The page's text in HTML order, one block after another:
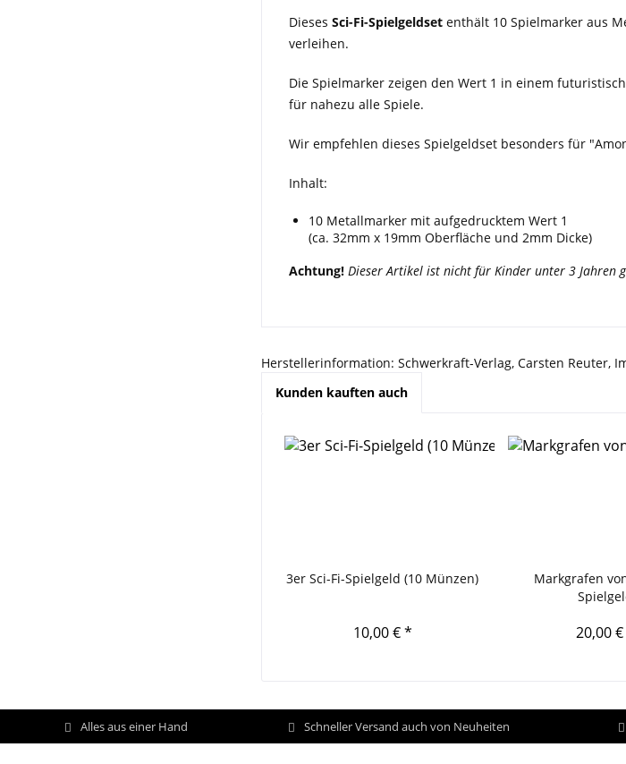
Dieses Sci-Fi-Spielgeldset enthält 10 Spielmarker aus
verleihen.
Die Spielmarker zeigen den Wert 1 in einem
für nahezu alle Spiele.
Wir empfehlen dieses Spielgeldset besonders für
Inhalt:
10 Metallmarker mit aufgedrucktem Wert 1
(ca. 32mm x 19mm Oberfläche und 2mm Dicke)
Achtung! Dieser Artikel ist nicht für Kinder unter 3 Jahren
Herstellerinformation: Schwerkraft-Verlag, Carsten Reuter,
Kunden kauften auch
3er Sci-Fi-Spielgeld (10 Münzen)
10,00 € *
Markgrafen
20,00
Alles aus einer Hand Schneller Versand auch von Neuheiten